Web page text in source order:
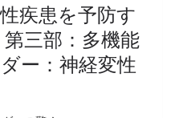
疾患を予防す
三部：多機能
ー：神経変性